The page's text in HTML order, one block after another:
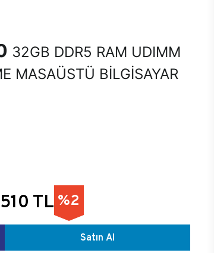
32GB DDR5 RAM UDIMM
MASAÜSTÜ BİLGİSAYAR
TL %2
Satın Al